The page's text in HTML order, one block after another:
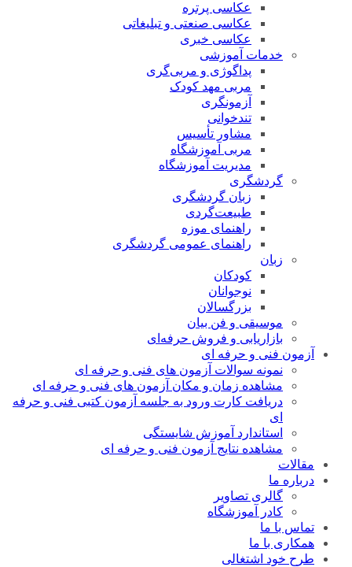
عکاسی پرتره
عکاسی صنعتی و تبلیغاتی
عکاسی خبری
خدمات آموزشی
پداگوژی و مربی‌گری
مربی مهد کودک
آزمونگری
تندخوانی
مشاور تأسیس
مربی آموزشگاه
مدیریت آموزشگاه
گردشگری
زبان گردشگری
طبیعت‌گردی
راهنمای موزه
راهنمای عمومی گردشگری
زبان
کودکان
نوجوانان
بزرگسالان
موسیقی و فن بیان
بازاریابی و فروش حرفه‌ای
آزمون فنی و حرفه ای
نمونه سوالات آزمون های فنی و حرفه ای
مشاهده زمان و مکان آزمون های فنی و حرفه ای
دریافت کارت ورود به جلسه آزمون کتبی فنی و حرفه
ای
استاندارد آموزش شایستگی
مشاهده نتایج آزمون فنی و حرفه ای
مقالات
درباره ما
گالری تصاویر
کادر آموزشگاه
تماس با ما
همکاری با ما
طرح خود اشتغالی